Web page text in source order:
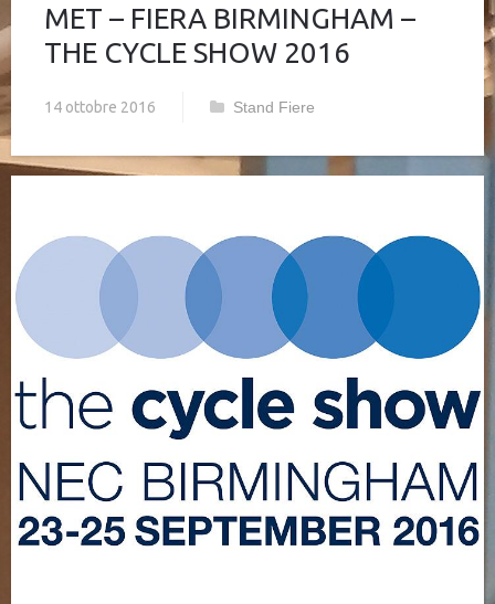
MET – FIERA BIRMINGHAM –
THE CYCLE SHOW 2016
14 ottobre 2016 Stand Fiere